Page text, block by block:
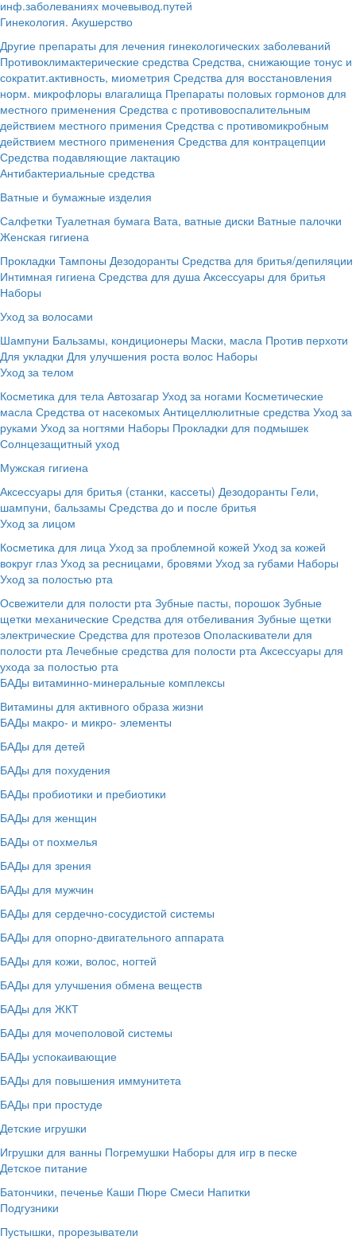
инф.заболеваниях мочевывод.путей
Гинекология. Акушерство
Другие препараты для лечения гинекологических заболеваний
Противоклимактерические средства Средства, снижающие тонус и
сократит.активность, миометрия Средства для восстановления
норм. микрофлоры влагалища Препараты половых гормонов для
местного применения Средства с противовоспалительным
действием местного примения Средства с противомикробным
действием местного применения Средства для контрацепции
Средства подавляющие лактацию
Антибактериальные средства
Ватные и бумажные изделия
Салфетки Туалетная бумага Вата, ватные диски Ватные палочки
Женская гигиена
Прокладки Тампоны Дезодоранты Средства для бритья/депиляции
Интимная гигиена Средства для душа Аксессуары для бритья
Наборы
Уход за волосами
Шампуни Бальзамы, кондиционеры Маски, масла Против перхоти
Для укладки Для улучшения роста волос Наборы
Уход за телом
Косметика для тела Автозагар Уход за ногами Косметические
масла Средства от насекомых Антицеллюлитные средства Уход за
руками Уход за ногтями Наборы Прокладки для подмышек
Солнцезащитный уход
Мужская гигиена
Аксессуары для бритья (станки, кассеты) Дезодоранты Гели,
шампуни, бальзамы Средства до и после бритья
Уход за лицом
Косметика для лица Уход за проблемной кожей Уход за кожей
вокруг глаз Уход за ресницами, бровями Уход за губами Наборы
Уход за полостью рта
Освежители для полости рта Зубные пасты, порошок Зубные
щетки механические Средства для отбеливания Зубные щетки
электрические Средства для протезов Ополаскиватели для
полости рта Лечебные средства для полости рта Аксессуары для
ухода за полостью рта
БАДы витаминно-минеральные комплексы
Витамины для активного образа жизни
БАДы макро- и микро- элементы
БАДы для детей
БАДы для похудения
БАДы пробиотики и пребиотики
БАДы для женщин
БАДы от похмелья
БАДы для зрения
БАДы для мужчин
БАДы для сердечно-сосудистой системы
БАДы для опорно-двигательного аппарата
БАДы для кожи, волос, ногтей
БАДы для улучшения обмена веществ
БАДы для ЖКТ
БАДы для мочеполовой системы
БАДы успокаивающие
БАДы для повышения иммунитета
БАДы при простуде
Детские игрушки
Игрушки для ванны Погремушки Наборы для игр в песке
Детское питание
Батончики, печенье Каши Пюре Смеси Напитки
Подгузники
Пустышки, прорезыватели